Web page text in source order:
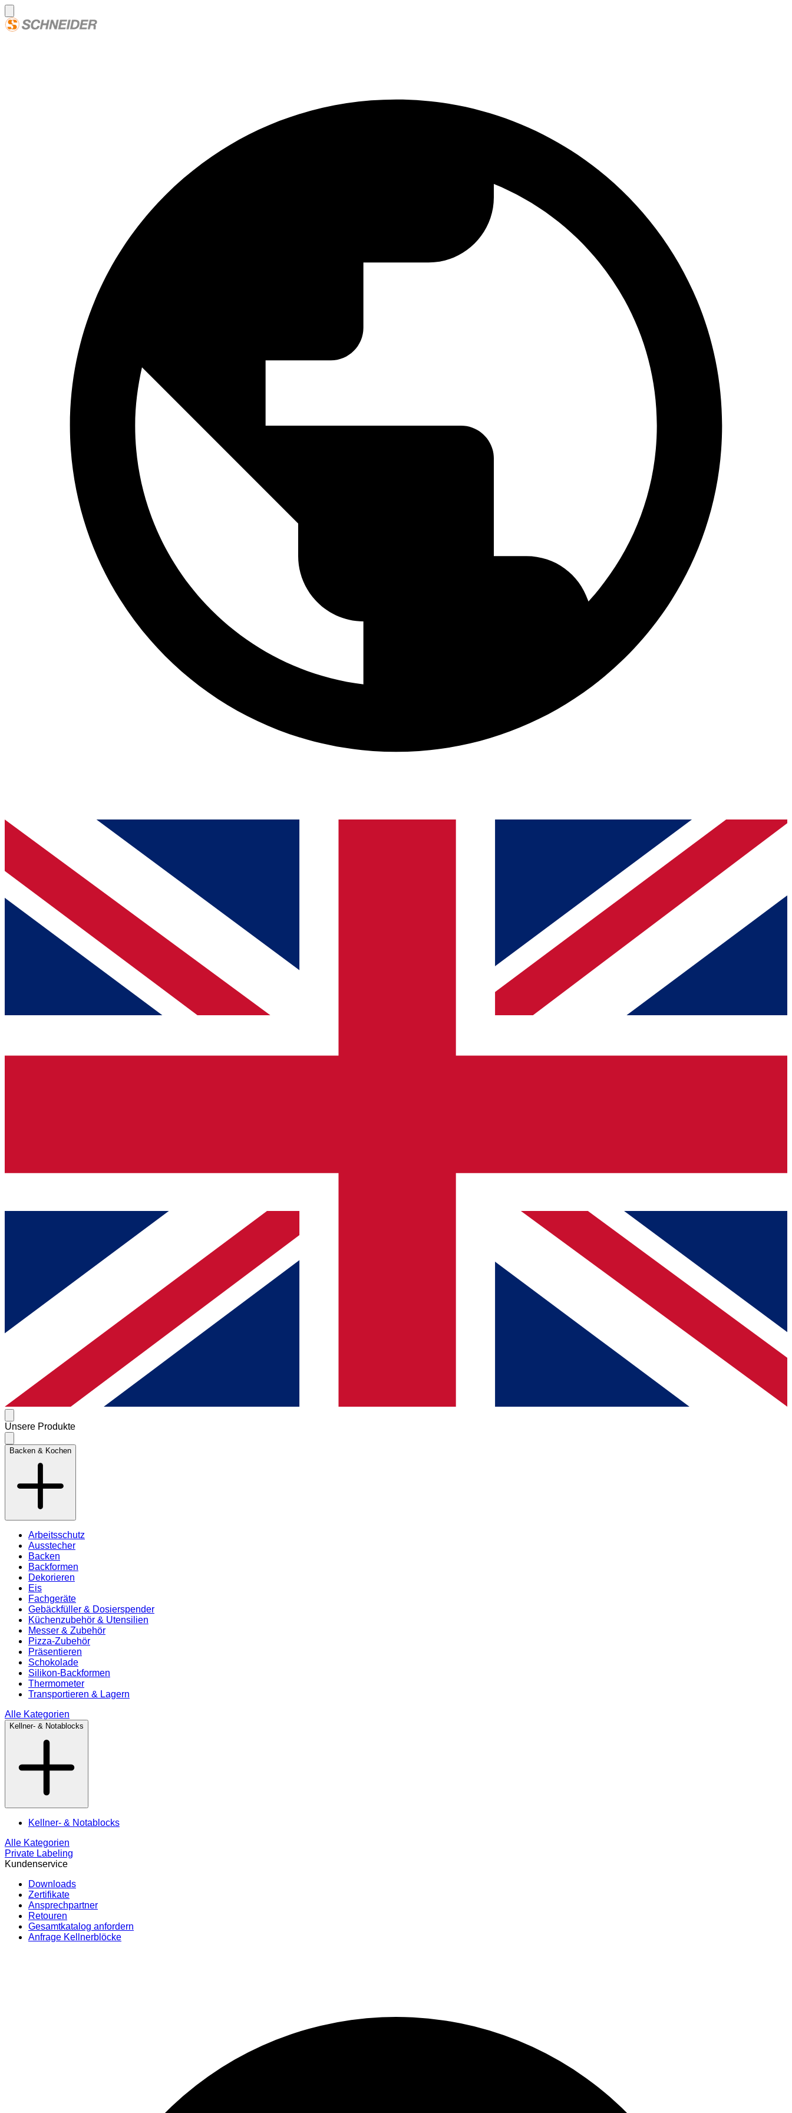
Unsere Produkte
Backen & Kochen
Arbeitsschutz
Ausstecher
Backen
Backformen
Dekorieren
Eis
Fachgeräte
Gebäckfüller & Dosierspender
Küchenzubehör & Utensilien
Messer & Zubehör
Pizza-Zubehör
Präsentieren
Schokolade
Silikon-Backformen
Thermometer
Transportieren & Lagern
Alle Kategorien
Kellner- & Notablocks
Kellner- & Notablocks
Alle Kategorien
Private Labeling
Kundenservice
Downloads
Zertifikate
Ansprechpartner
Retouren
Gesamtkatalog anfordern
Anfrage Kellnerblöcke